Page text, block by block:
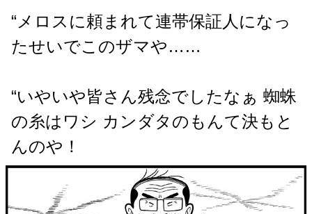
“メロスに頼まれて連帯保証人になっ
たせいでこのザマや……
“いやいや皆さん残念でしたなぁ 蜘蛛
の糸はワシ カンダタのもんて決もと
んのや！